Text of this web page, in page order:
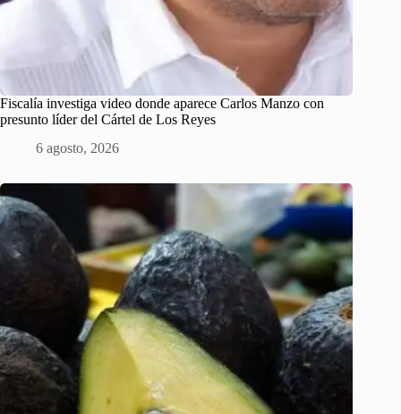
Fiscalía investiga video donde aparece Carlos Manzo con
presunto líder del Cártel de Los Reyes
6 agosto, 2026